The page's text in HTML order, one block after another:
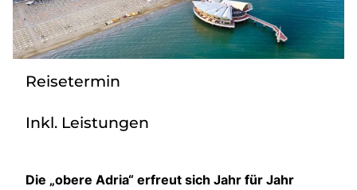
Flughafentransfer
Kontakt
Reisetermin
Inkl. Leistungen
Die „obere Adria“ erfreut sich Jahr für Jahr